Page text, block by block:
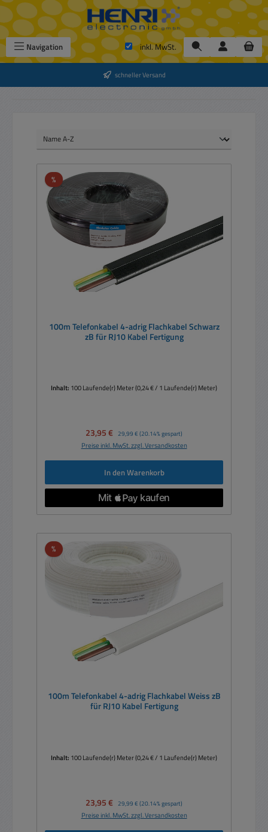
Zum Hauptinhalt springen
Navigation inkl. MwSt.
schneller Versand
%Rabatt
100m Telefonkabel 4-adrig Flachkabel Schwarz
zB für RJ10 Kabel Fertigung
Inhalt: 100 Laufende(r) Meter(0,24 € / 1 Laufende(r) Meter)
Verkaufspreis:
23,95 € Regulärer Preis:
29,99 € (20.14% gespart)
Preise inkl. MwSt. zzgl. Versandkosten
In den Warenkorb
%Rabatt
100m Telefonkabel 4-adrig Flachkabel Weiss zB
für RJ10 Kabel Fertigung
Inhalt: 100 Laufende(r) Meter(0,24 € / 1 Laufende(r) Meter)
Verkaufspreis:
23,95 € Regulärer Preis:
29,99 € (20.14% gespart)
Preise inkl. MwSt. zzgl. Versandkosten